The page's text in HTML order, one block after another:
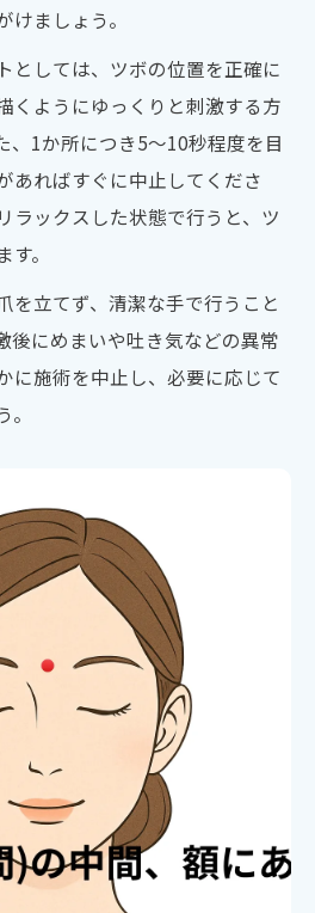
ましょう。
としては、ツボの位置を正確に
くようにゆっくりと刺激する方
、1か所につき5〜10秒程度を目
あればすぐに中止してくださ
ラックスした状態で行うと、ツ
。
を立てず、清潔な手で行うこと
後にめまいや吐き気などの異常
に施術を中止し、必要に応じて